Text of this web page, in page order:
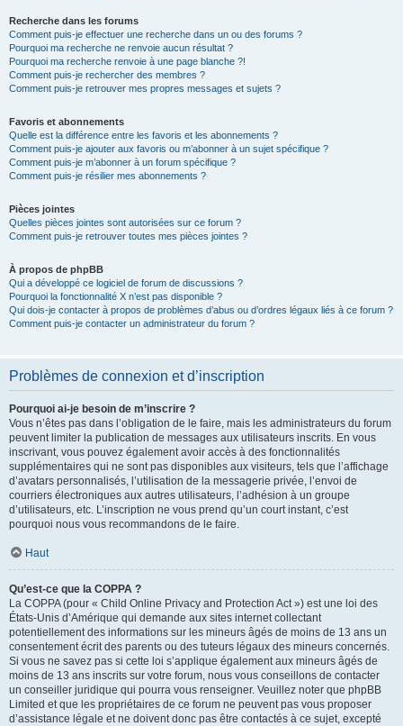
Recherche dans les forums
Comment puis-je effectuer une recherche dans un ou des forums ?
Pourquoi ma recherche ne renvoie aucun résultat ?
Pourquoi ma recherche renvoie à une page blanche ?!
Comment puis-je rechercher des membres ?
Comment puis-je retrouver mes propres messages et sujets ?
Favoris et abonnements
Quelle est la différence entre les favoris et les abonnements ?
Comment puis-je ajouter aux favoris ou m’abonner à un sujet spécifique ?
Comment puis-je m’abonner à un forum spécifique ?
Comment puis-je résilier mes abonnements ?
Pièces jointes
Quelles pièces jointes sont autorisées sur ce forum ?
Comment puis-je retrouver toutes mes pièces jointes ?
À propos de phpBB
Qui a développé ce logiciel de forum de discussions ?
Pourquoi la fonctionnalité X n’est pas disponible ?
Qui dois-je contacter à propos de problèmes d’abus ou d’ordres légaux liés à ce forum ?
Comment puis-je contacter un administrateur du forum ?
Problèmes de connexion et d’inscription
Pourquoi ai-je besoin de m’inscrire ?
Vous n’êtes pas dans l’obligation de le faire, mais les administrateurs du forum
peuvent limiter la publication de messages aux utilisateurs inscrits. En vous
inscrivant, vous pouvez également avoir accès à des fonctionnalités
supplémentaires qui ne sont pas disponibles aux visiteurs, tels que l’affichage
d’avatars personnalisés, l’utilisation de la messagerie privée, l’envoi de
courriers électroniques aux autres utilisateurs, l’adhésion à un groupe
d’utilisateurs, etc. L’inscription ne vous prend qu’un court instant, c’est
pourquoi nous vous recommandons de le faire.
Haut
Qu’est-ce que la COPPA ?
La COPPA (pour « Child Online Privacy and Protection Act ») est une loi des
États-Unis d’Amérique qui demande aux sites internet collectant
potentiellement des informations sur les mineurs âgés de moins de 13 ans un
consentement écrit des parents ou des tuteurs légaux des mineurs concernés.
Si vous ne savez pas si cette loi s’applique également aux mineurs âgés de
moins de 13 ans inscrits sur votre forum, nous vous conseillons de contacter
un conseiller juridique qui pourra vous renseigner. Veuillez noter que phpBB
Limited et que les propriétaires de ce forum ne peuvent pas vous proposer
d’assistance légale et ne doivent donc pas être contactés à ce sujet, excepté